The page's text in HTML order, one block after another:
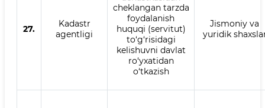
27.
Kadastr
agentligi
cheklangan tarzda
foydalanish
huquqi (servitut)
to‘g‘risidagi
kelishuvni davlat
ro‘yxatidan
o‘tkazish
Jismoniy va
yuridik